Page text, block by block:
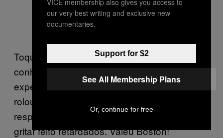
Toquei em uma casa noturna que não
conhecia na outra noite, em Boston, e a
experiência foi o completo oposto do que
rolou em Dover. O público em Boston foi bem
respeitoso e ouviu as músicas ao invés de
gritar feito retardados. Valeu Boston!
our very best writing and exclusive new
documentaries.
Support for $2
See All Membership Plans
Or, continue for free